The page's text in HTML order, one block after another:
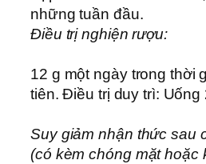
những tuần đầu.
Ðiều trị nghiện rượu:
12 g một ngày trong thời
tiên. Ðiều trị duy trì: Uống
Suy giảm nhận thức sau
(có kèm chóng mặt hoặc